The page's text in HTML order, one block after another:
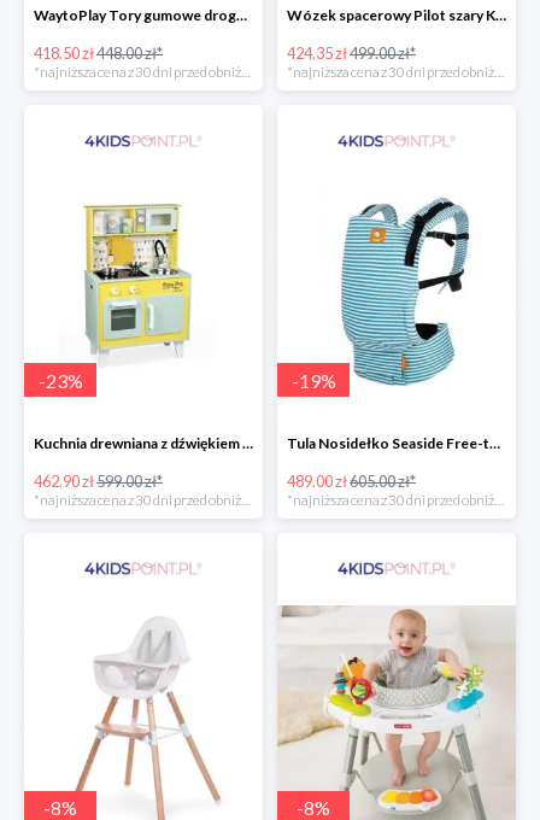
WaytoPlay Tory gumowe droga do układnia dla dzieci 40 elem.
418.50 zł448.00 zł*
*najniższa cena z 30 dni przed obniżką
Wózek spacerowy Pilot szary Kinderkraft
424.35 zł499.00 zł*
*najniższa cena z 30 dni przed obniżką
-23%
Kuchnia drewniana z dźwiękiem i z 7 akcesoriami Happy Day Janod
462.90 zł599.00 zł*
-19%
Tula Nosidełko Seaside Free-to-Grow
489.00 zł605.00 zł*
-8% -8%